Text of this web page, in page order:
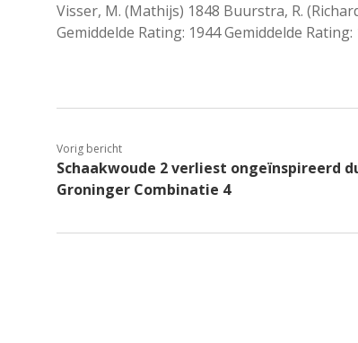
Visser, M. (Mathijs) 1848 Buurstra, R.
Gemiddelde Rating: 1944 Gemiddelde Rating:
Vorig bericht
Schaakwoude 2 verliest ongeïnspireerd
Groninger Combinatie 4